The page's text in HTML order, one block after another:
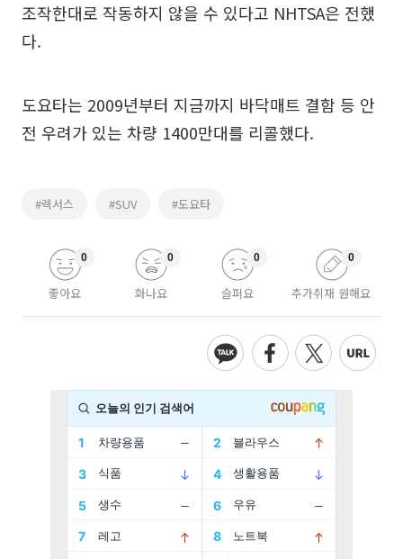
조작한대로 작동하지 않을 수 있다고 NHTSA은 전했
다.
도요타는 2009년부터 지금까지 바닥매트 결함 등 안
전 우려가 있는 차량 1400만대를 리콜했다.
#렉서스 #SUV #도요타
좋아요
0
화나요
0
슬퍼요
0
추가취재 원해요
0